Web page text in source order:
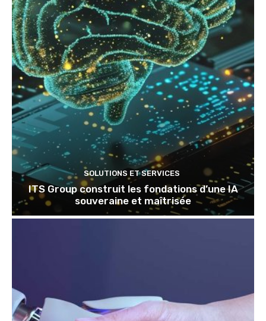
SOLUTIONS ET SERVICES
ITS Group construit les fondations d’une IA
souveraine et maîtrisée